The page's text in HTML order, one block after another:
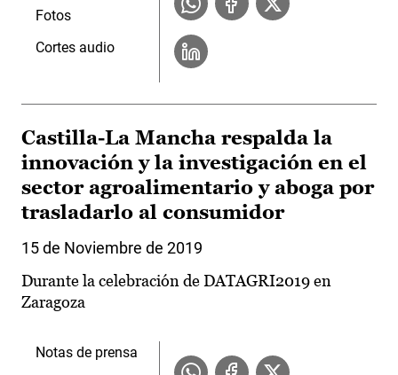
Fotos
Cortes audio
Castilla-La Mancha respalda la
innovación y la investigación en el
sector agroalimentario y aboga por
trasladarlo al consumidor
15 de Noviembre de 2019
Durante la celebración de DATAGRI2019 en
Zaragoza
Notas de prensa